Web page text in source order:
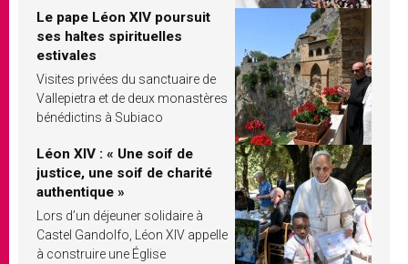
Le pape Léon XIV poursuit
ses haltes spirituelles
estivales
Visites privées du sanctuaire de
Vallepietra et de deux monastères
bénédictins à Subiaco
Léon XIV : « Une soif de
justice, une soif de charité
authentique »
Lors d’un déjeuner solidaire à
Castel Gandolfo, Léon XIV appelle
à construire une Église